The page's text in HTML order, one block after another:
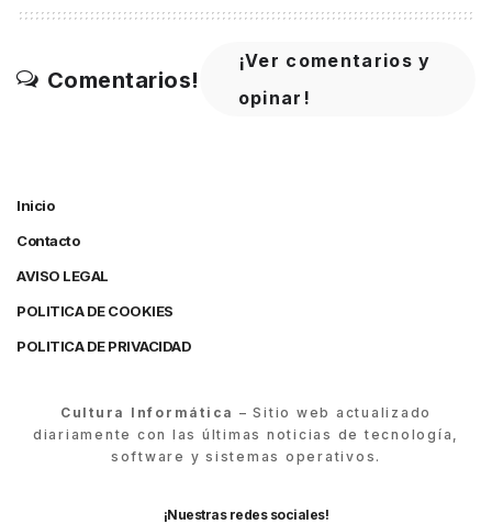
Comentarios!
¡Ver comentarios y
opinar!
Inicio
Contacto
AVISO LEGAL
POLITICA DE COOKIES
POLITICA DE PRIVACIDAD
Cultura Informática – Sitio web actualizado
diariamente con las últimas noticias de tecnología,
software y sistemas operativos.
¡Nuestras redes sociales!